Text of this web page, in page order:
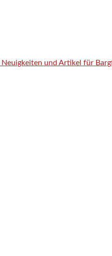
und Artikel für